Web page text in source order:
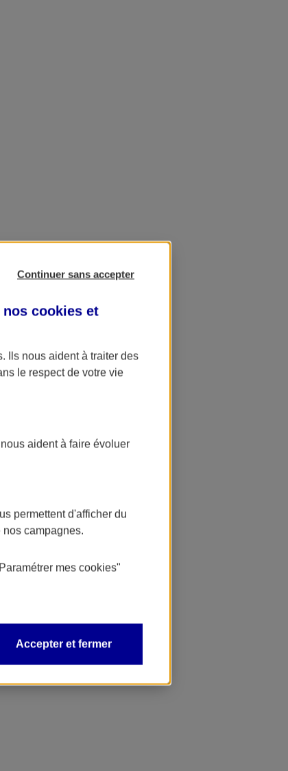
Continuer sans accepter
nos cookies et
. Ils nous aident à traiter des
le respect de votre vie
aident à faire évoluer
permettent d'afficher du
campagnes.
mes cookies"
Accepter et fermer